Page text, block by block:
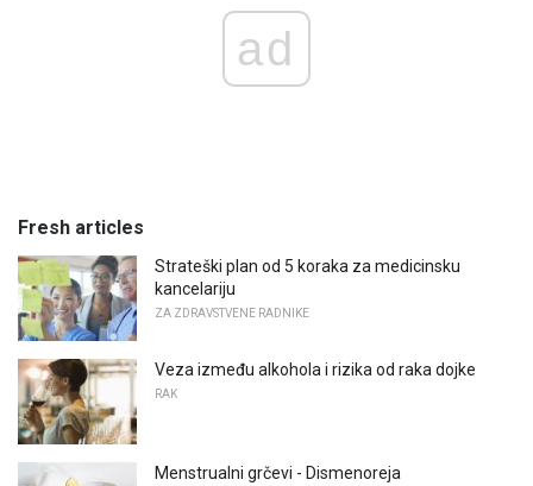
ad
Fresh articles
Strateški plan od 5 koraka za medicinsku
kancelariju
ZA ZDRAVSTVENE RADNIKE
Veza između alkohola i rizika od raka dojke
RAK
Menstrualni grčevi - Dismenoreja